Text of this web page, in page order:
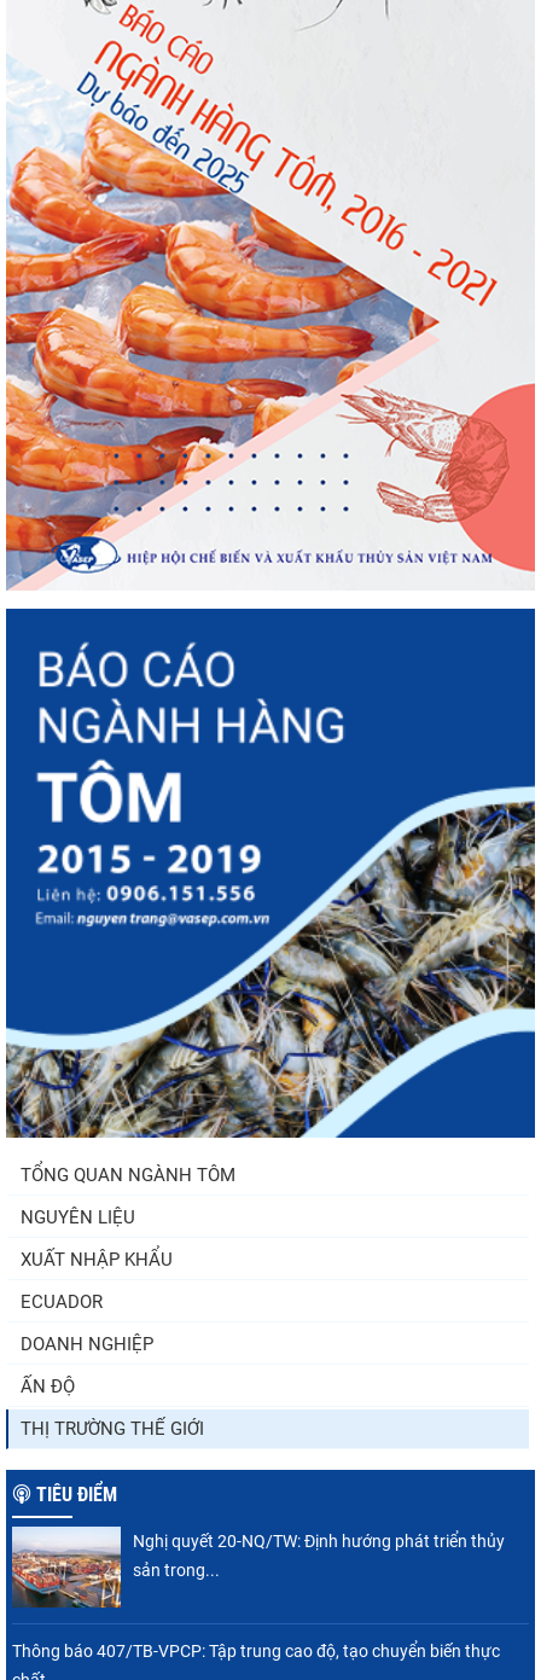
Xuất khẩu cá ngừ Việt Nam sang Canada
tăng nhẹ, áp lực mới...
Thông báo 407/TB-VPCP: Tập trung cao độ,
tạo chuyển biến...
TỔNG QUAN NGÀNH TÔM
NGUYÊN LIỆU
XUẤT NHẬP KHẨU
ECUADOR
DOANH NGHIỆP
ẤN ĐỘ
THỊ TRƯỜNG THẾ GIỚI
TIÊU ĐIỂM
Nghị quyết 20-NQ/TW: Định hướng phát triển thủy
sản trong...
Thông báo 407/TB-VPCP: Tập trung cao độ, tạo chuyển biến thực